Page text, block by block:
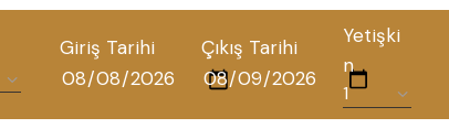
Giriş Tarihi Çıkış Tarihi
Yetişki
n
TÜM OTELLERIMIZ